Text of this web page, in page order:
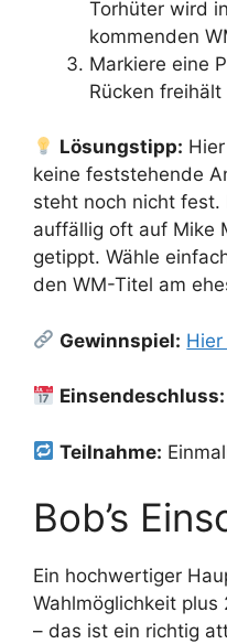
Torhüter wird
kommenden
Markiere eine
Rücken freihält
Lösungstipp:
keine feststehende
steht noch nicht fest.
auffällig oft auf Mike
getippt. Wähle
den WM-Titel am
Gewinnspiel:
Einsendeschluss:
Teilnahme:
Bob’s
Ein hochwertiger
Wahlmöglichkeit plus
– das ist ein richtig